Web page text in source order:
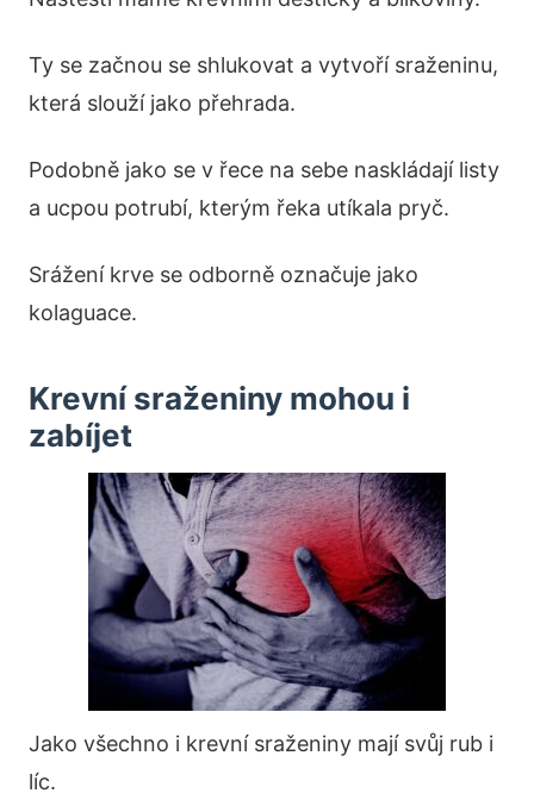
Ty se začnou se shlukovat a vytvoří sraženinu,
která slouží jako přehrada.
Podobně jako se v řece na sebe naskládají listy
a ucpou potrubí, kterým řeka utíkala pryč.
Srážení krve se odborně označuje jako
kolaguace.
Krevní sraženiny mohou i
zabíjet
Jako všechno i krevní sraženiny mají svůj rub i
líc.